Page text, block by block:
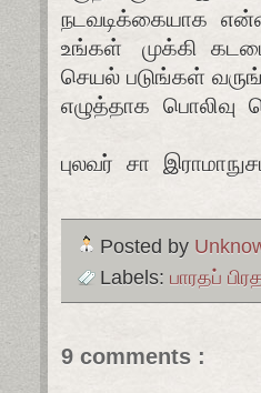
நடவடிக்கையாக
உங்கள் முக்கி
செயல் படுங்கள்
எழுத்தாக பொலிவு
புலவர் சா
Posted by
Labels: பாரதப்
9 comments :